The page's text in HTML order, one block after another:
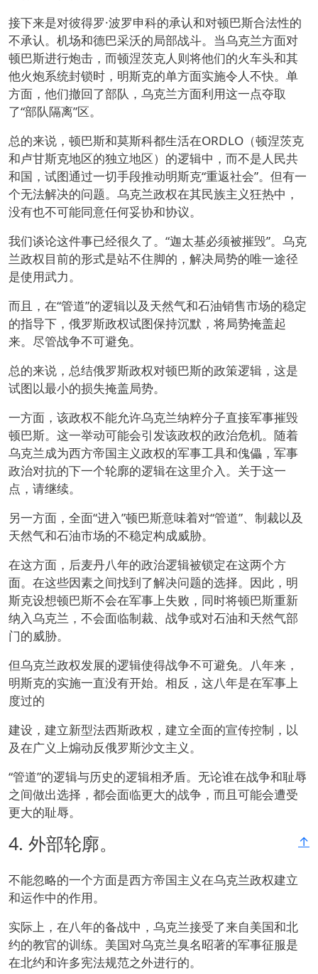
接下来是对彼得罗·波罗申科的承认和对顿巴斯合法性的
不承认。机场和德巴采沃的局部战斗。当乌克兰方面对
顿巴斯进行炮击，而顿涅茨克人则将他们的火车头和其
他火炮系统封锁时，明斯克的单方面实施令人不快。单
方面，他们撤回了部队，乌克兰方面利用这一点夺取
了“部队隔离”区。
总的来说，顿巴斯和莫斯科都生活在ORDLO（顿涅茨克
和卢甘斯克地区的独立地区）的逻辑中，而不是人民共
和国，试图通过一切手段推动明斯克“重返社会”。但有一
个无法解决的问题。乌克兰政权在其民族主义狂热中，
没有也不可能同意任何妥协和协议。
我们谈论这件事已经很久了。“迦太基必须被摧毁”。乌克
兰政权目前的形式是站不住脚的，解决局势的唯一途径
是使用武力。
而且，在“管道”的逻辑以及天然气和石油销售市场的稳定
的指导下，俄罗斯政权试图保持沉默，将局势掩盖起
来。尽管战争不可避免。
总的来说，总结俄罗斯政权对顿巴斯的政策逻辑，这是
试图以最小的损失掩盖局势。
一方面，该政权不能允许乌克兰纳粹分子直接军事摧毁
顿巴斯。这一举动可能会引发该政权的政治危机。随着
乌克兰成为西方帝国主义政权的军事工具和傀儡，军事
政治对抗的下一个轮廓的逻辑在这里介入。关于这一
点，请继续。
另一方面，全面“进入”顿巴斯意味着对“管道”、制裁以及
天然气和石油市场的不稳定构成威胁。
在这方面，后麦丹八年的政治逻辑被锁定在这两个方
面。在这些因素之间找到了解决问题的选择。因此，明
斯克设想顿巴斯不会在军事上失败，同时将顿巴斯重新
纳入乌克兰，不会面临制裁、战争或对石油和天然气部
门的威胁。
但乌克兰政权发展的逻辑使得战争不可避免。八年来，
明斯克的实施一直没有开始。相反，这八年是在军事上
度过的
建设，建立新型法西斯政权，建立全面的宣传控制，以
及在广义上煽动反俄罗斯沙文主义。
“管道”的逻辑与历史的逻辑相矛盾。无论谁在战争和耻辱
之间做出选择，都会面临更大的战争，而且可能会遭受
更大的耻辱。
↑
4. 外部轮廓。
不能忽略的一个方面是西方帝国主义在乌克兰政权建立
和运作中的作用。
实际上，在八年的备战中，乌克兰接受了来自美国和北
约的教官的训练。美国对乌克兰臭名昭著的军事征服是
在北约和许多宪法规范之外进行的。